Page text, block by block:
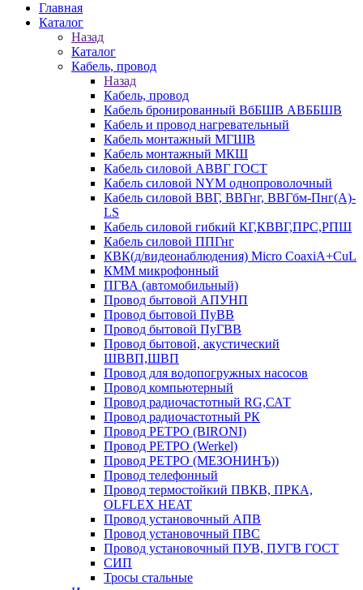
Главная
Каталог
Назад
Каталог
Кабель, провод
Назад
Кабель, провод
Кабель бронированный ВбБШВ АВББШВ
Кабель и провод нагревательный
Кабель монтажный МГШВ
Кабель монтажный МКШ
Кабель силовой АВВГ ГОСТ
Кабель силовой NYM однопроволочный
Кабель силовой ВВГ, ВВГнг, ВВГбм-Пнг(А)-
LS
Кабель силовой гибкий КГ,КВВГ,ПРС,РПШ
Кабель силовой ППГнг
КВК(д/видеонаблюдения) Micro CoaxiA+CuL
КММ микрофонный
ПГВА (автомобильный)
Провод бытовой АПУНП
Провод бытовой ПуВВ
Провод бытовой ПуГВВ
Провод бытовой, акустический
ШВВП,ШВП
Провод для водопогружных насосов
Провод компьютерный
Провод радиочастотный RG,САТ
Провод радиочастотный РК
Провод РЕТРО (BIRONI)
Провод РЕТРО (Werkel)
Провод РЕТРО (МЕЗОНИНЪ))
Провод телефонный
Провод термостойкий ПВКВ, ПРКА,
OLFLEX HEAT
Провод установочный АПВ
Провод установочный ПВС
Провод установочный ПУВ, ПУГВ ГОСТ
СИП
Тросы стальные